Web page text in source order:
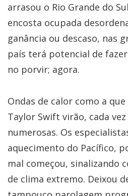
arrasou o Rio Grande do
encosta ocupada
ganância ou descaso, nas
país terá potencial de
no porvir; agora.
Ondas de calor como a
Taylor Swift virão, cada
numerosas. Os
aquecimento do Pacífico,
mal começou, sinalizando
de clima extremo. Deixou